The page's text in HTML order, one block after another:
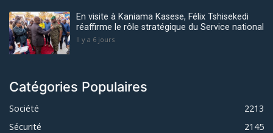
En visite à Kaniama Kasese, Félix Tshisekedi
réaffirme le rôle stratégique du Service national
Il y a 6 jours
Catégories Populaires
Société
2213
Sécurité
2145